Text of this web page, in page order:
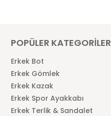
POPÜLER KATEGORİLER
Erkek Bot
Erkek Gömlek
Erkek Kazak
Erkek Spor Ayakkabı
Erkek Terlik & Sandalet